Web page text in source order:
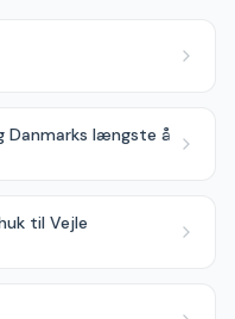
Danmarks længste å
til Vejle